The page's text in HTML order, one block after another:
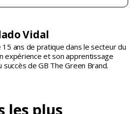
Vidal
15 ans de pratique dans le secteur du
expérience et son apprentissage
succès de GB The Green Brand.
les plus